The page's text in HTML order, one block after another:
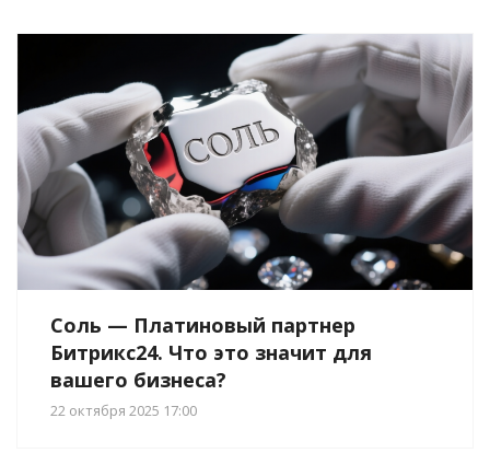
Соль — Платиновый партнер
Битрикс24. Что это значит для
вашего бизнеса?
22 октября 2025 17:00